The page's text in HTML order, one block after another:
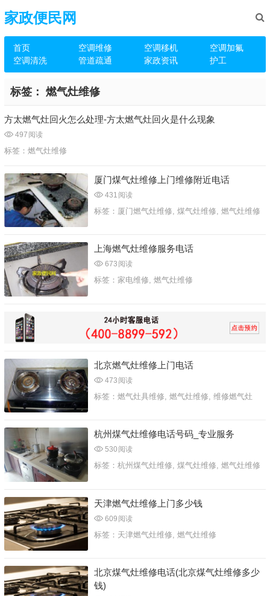
家政便民网
首页 空调维修 空调移机
空调加氟
空调清洗
管道疏通 家政资讯 护工
标签： 燃气灶维修
方太燃气灶回火怎么处理-方太燃气灶回火是什么现象
497 阅读
标签： 燃气灶维修
厦门煤气灶维修上门维修附近电话
431 阅读
标签： 厦门燃气灶维修, 煤气灶维修, 燃气灶维修
上海燃气灶维修服务电话
673 阅读
标签： 家电维修, 燃气灶维修
北京燃气灶维修上门电话
473 阅读
标签： 燃气灶具维修 燃气灶维修 维修燃气灶
杭州煤气灶维修电话号码_专业服务
530 阅读
标签： 杭州煤气灶维修, 煤气灶维修, 燃气灶维修
天津燃气灶维修上门多少钱
609 阅读
标签： 天津燃气灶维修 燃气灶维修
北京煤气灶维修电话(北京煤气灶维修多少
钱)